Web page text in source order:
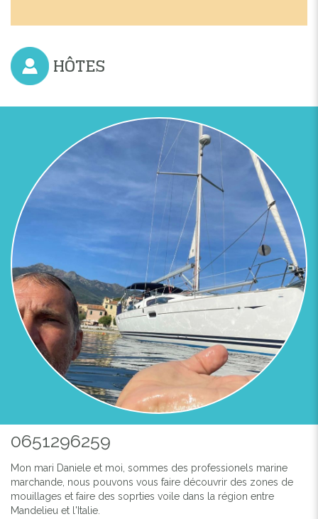
HÔTES
0651296259
Mon mari Daniele et moi, sommes des professionels marine
marchande, nous pouvons vous faire découvrir des zones de
mouillages et faire des soprties voile dans la région entre
Mandelieu et l'Italie.